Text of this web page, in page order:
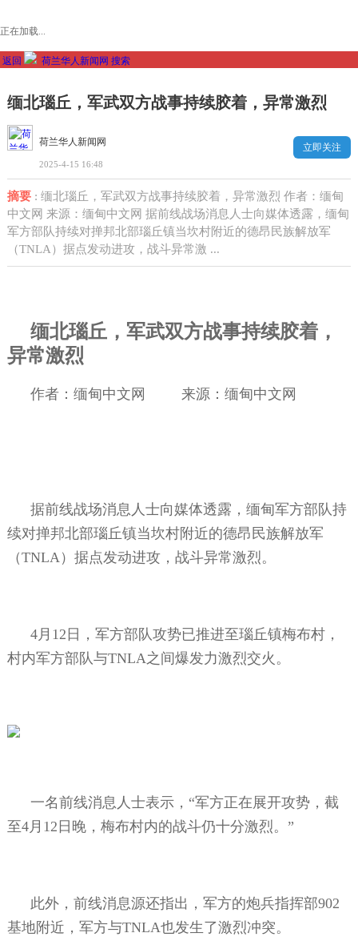
正在加载...
返回 荷兰华人新闻网 搜索
缅北瑙丘，军武双方战事持续胶着，异常激烈
荷兰华人新闻网
2025-4-15 16:48
立即关注
摘要: 缅北瑙丘，军武双方战事持续胶着，异常激烈 作者：缅甸
中文网 来源：缅甸中文网 据前线战场消息人士向媒体透露，缅甸
军方部队持续对掸邦北部瑙丘镇当坎村附近的德昂民族解放军
（TNLA）据点发动进攻，战斗异常激 ...
缅北瑙丘，军武双方战事持续胶着，
异常激烈
作者：缅甸中文网 来源：缅甸中文网
据前线战场消息人士向媒体透露，缅甸军方部队持
续对掸邦北部瑙丘镇当坎村附近的德昂民族解放军
（TNLA ）据点发动进攻，战斗异常激烈。
4 月 12 日，军方部队攻势已推进至瑙丘镇梅布村，
村内军方部队与TNLA 之间爆发力激烈交火。
一名前线消息人士表示，“军方正在展开攻势，截
至4月 12 日晚，梅布村内的战斗仍十分激烈。”
此外，前线消息源还指出，军方的炮兵指挥部902
基地附近，军方与TNLA也发生了激烈冲突。